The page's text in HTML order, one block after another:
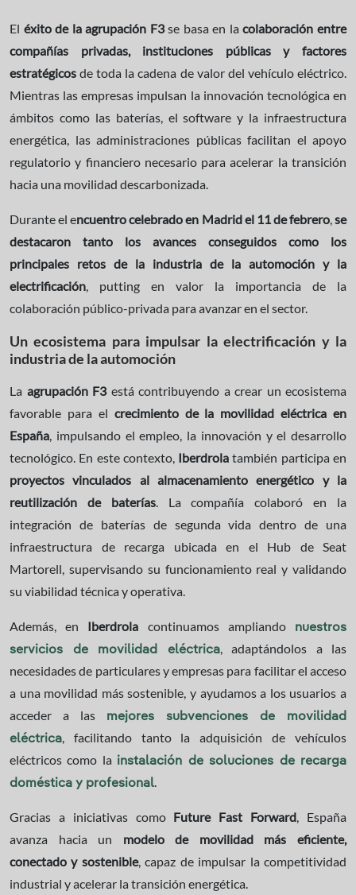
El éxito de la agrupación F3se basa en la colaboración entre
compañías privadas, instituciones públicas y factores
estratégicos de toda la cadena de valor del vehículo eléctrico.
Mientras las empresas impulsan la innovación tecnológica en
ámbitos como las baterías, el software y la infraestructura
energética, las administraciones públicas facilitan el apoyo
regulatorio y financiero necesario para acelerar la transición
hacia una movilidad descarbonizada.
Durante el encuentro celebrado en Madrid el 11 de febrero,se
destacaron tanto los avances conseguidos como los
principales retos de la industria de la automoción y la
electrificación, putting en valor la importancia de la
colaboración público-privada para avanzar en el sector.
Un ecosistema para impulsar la electrificación y la
industria de la automoción
La agrupación F3está contribuyendo a crear un ecosistema
favorable para el crecimiento de la movilidad eléctrica en
España, impulsando el empleo, la innovación y el desarrollo
tecnológico. En este contexto, Iberdrola también participa en
proyectos vinculados al almacenamiento energético y la
reutilización de baterías. La compañía colaboró en la
integración de baterías de segunda vida dentro de una
infraestructura de recarga ubicada en el Hub de Seat
Martorell, supervisando su funcionamiento real y validando
su viabilidad técnica y operativa.
Además, en Iberdrola continuamos ampliando
nuestros
servicios de movilidad eléctrica, adaptándolos a las
necesidades de particulares y empresas para facilitar el acceso
a una movilidad más sostenible, y ayudamos a los usuarios a
acceder a las
mejores subvenciones de movilidad
eléctrica, facilitando tanto la adquisición de vehículos
eléctricos como la instalación de soluciones de recarga
doméstica y profesional.
Gracias a iniciativas como Future Fast Forward, España
avanza hacia un modelo de movilidad más eficiente,
conectado y sostenible, capaz de impulsar la competitividad
industrial y acelerar la transición energética.